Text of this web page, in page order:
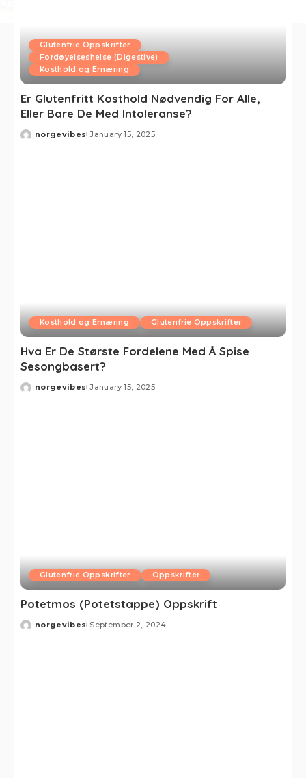
Glutenfrie Oppskrifter
Fordøyelseshelse (Digestive)
Kosthold og Ernæring
Er Glutenfritt Kosthold Nødvendig For Alle,
Eller Bare De Med Intoleranse?
norgevibes January 15, 2025
Kosthold og Ernæring Glutenfrie Oppskrifter
Hva Er De Største Fordelene Med Å Spise
Sesongbasert?
norgevibes January 15, 2025
Glutenfrie Oppskrifter Oppskrifter
Potetmos (Potetstappe) Oppskrift
norgevibes September 2, 2024